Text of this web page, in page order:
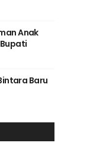
Anak
Baru